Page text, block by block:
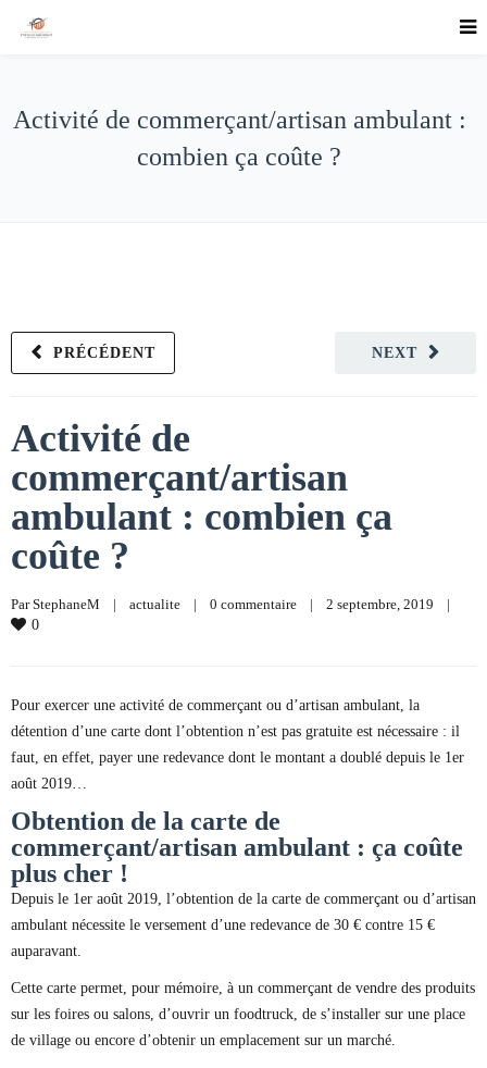
Activité de commerçant/artisan ambulant :
combien ça coûte ?
NEXT
PRÉCÉDENT
Activité de
commerçant/artisan
ambulant : combien ça
coûte ?
Par StephaneM | actualite | 0 commentaire | 2 septembre, 2019 |
0
Pour exercer une activité de commerçant ou d’artisan ambulant, la
détention d’une carte dont l’obtention n’est pas gratuite est nécessaire : il
faut, en effet, payer une redevance dont le montant a doublé depuis le 1er
août 2019…
Obtention de la carte de
commerçant/artisan ambulant : ça coûte
plus cher !
Depuis le 1er août 2019, l’obtention de la carte de commerçant ou d’artisan
ambulant nécessite le versement d’une redevance de 30 € contre 15 €
auparavant.
Cette carte permet, pour mémoire, à un commerçant de vendre des produits
sur les foires ou salons, d’ouvrir un foodtruck, de s’installer sur une place
de village ou encore d’obtenir un emplacement sur un marché.